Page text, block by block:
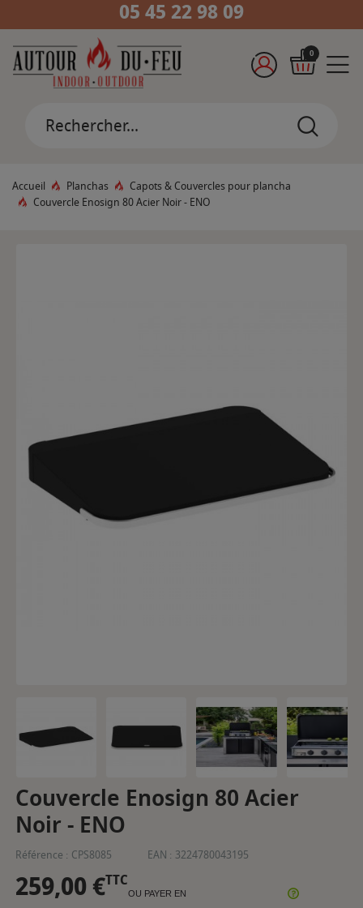
05 45 22 98 09
0
Accueil Planchas
Capots & Couvercles pour plancha
Couvercle Enosign 80 Acier Noir - ENO
Couvercle Enosign 80 Acier
Noir - ENO
Référence : CPS8085 EAN : 3224780043195
259,00 €TTC
OU PAYER EN